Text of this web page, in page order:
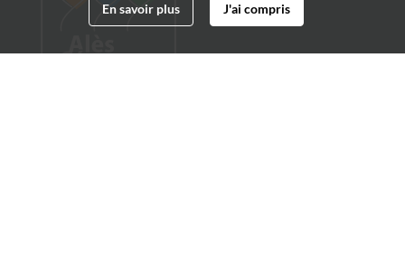
En savoir plus J'ai compris